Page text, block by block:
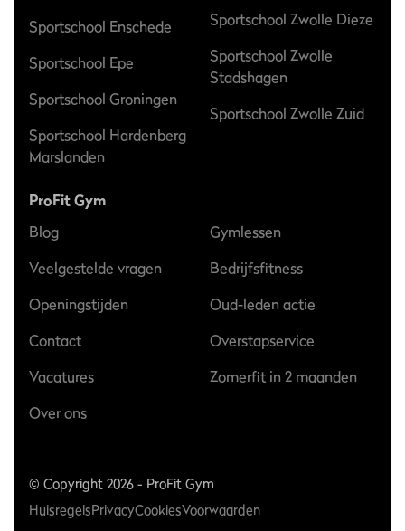
Sportschool Enschede
Sportschool Epe
Sportschool Groningen
Sportschool Hardenberg
Marslanden
Sportschool Zwolle Dieze
Sportschool Zwolle
Stadshagen
Sportschool Zwolle Zuid
ProFit Gym
Blog
Veelgestelde vragen
Openingstijden
Contact
Vacatures
Over ons
Gymlessen
Bedrijfsfitness
Oud-leden actie
Overstapservice
Zomerfit in 2 maanden
© Copyright 2026 - ProFit Gym
HuisregelsPrivacyCookiesVoorwaarden